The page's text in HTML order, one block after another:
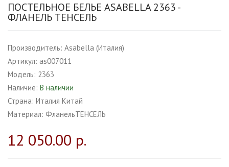
ПОСТЕЛЬНОЕ БЕЛЬЕ ASABELLA 2363 -
ФЛАНЕЛЬ ТЕНСЕЛЬ
Производитель: Asabella (Италия)
Артикул: as007011
Модель: 2363
Наличие: В наличии
Страна: Италия Китай
Материал: ФланельТЕНСЕЛЬ
12 050.00 р.